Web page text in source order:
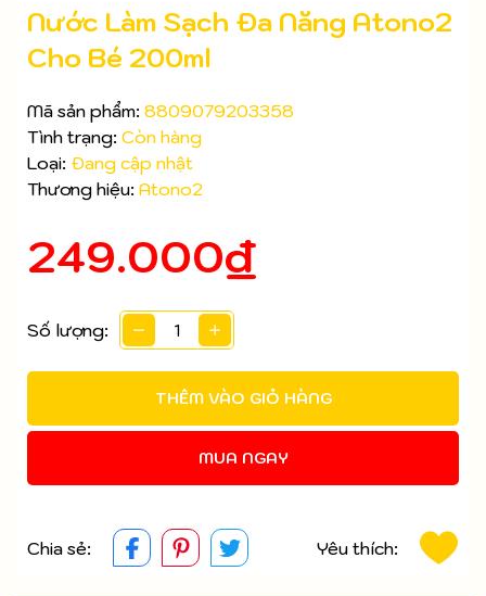
Nước Làm Sạch Đa Năng Atono2
Cho Bé 200ml
Mã sản phẩm: 8809079203358
Tình trạng: Còn hàng
Loại: Đang cập nhật
Thương hiệu: Atono2
249.000₫
Số lượng:
THÊM VÀO GIỎ HÀNG
MUA NGAY
Mã giảm giá:
Điều kiện:
Chia sẻ: Yêu thích: